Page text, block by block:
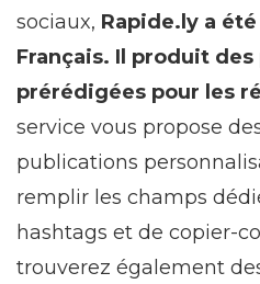
sociaux, Rapide.ly a
Français. Il produit
prérédigées pour les
service vous propose
publications
remplir les champs
hashtags et de copier-
trouverez également